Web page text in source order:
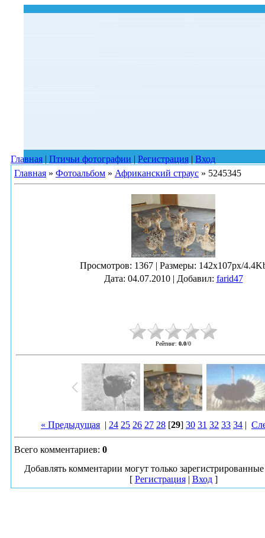
Главная | Птичьи фотографии | Регистрация | Вход
Главная » Фотоальбом » Африканский страус » 5245345
Просмотров: 1367 | Размеры: 142x107px/
Дата: 04.07.2010 | Добавил: farid47
Рейтинг: 0.0/0
« Предыдущая | 24 25 26 27 28 [29] 30 31 32 33 34 |
Всего комментариев: 0
Добавлять комментарии могут только
[ Регистрация| Вход]